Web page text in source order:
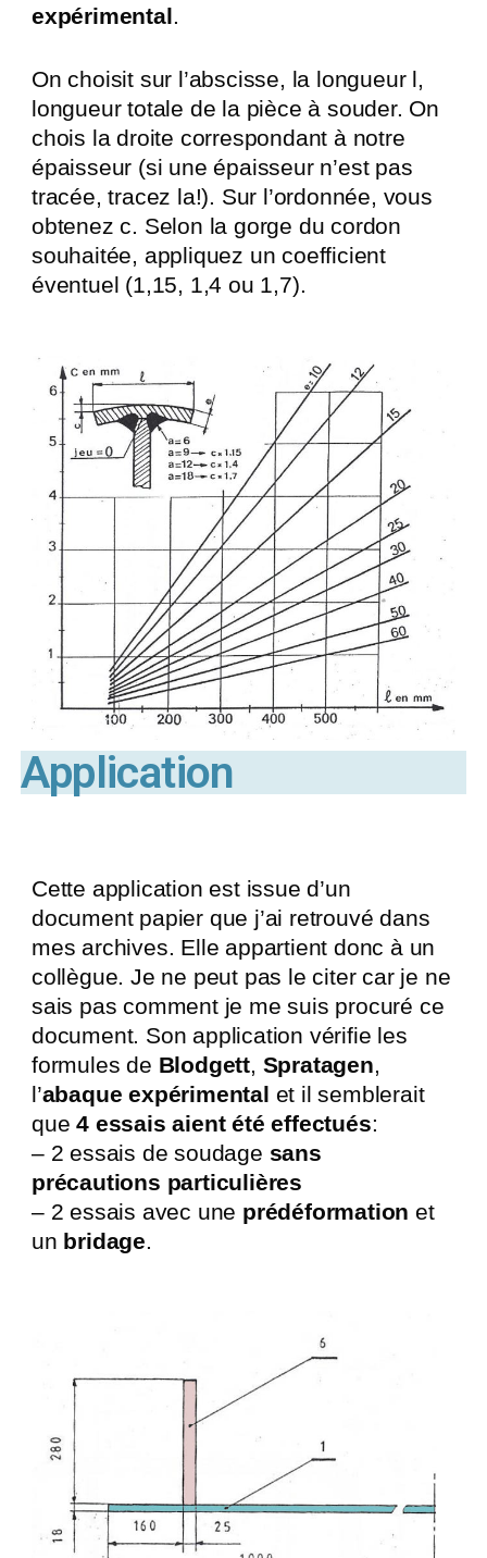
expérimental.
On choisit sur l’abscisse, la longueur l,
longueur totale de la pièce à souder. On
chois la droite correspondant à notre
épaisseur (si une épaisseur n’est pas
tracée, tracez la!). Sur l’ordonnée, vous
obtenez c. Selon la gorge du cordon
souhaitée, appliquez un coefficient
éventuel (1,15, 1,4 ou 1,7).
Application
Cette application est issue d’un
document papier que j’ai retrouvé dans
mes archives. Elle appartient donc à un
collègue. Je ne peut pas le citer car je ne
sais pas comment je me suis procuré ce
document. Son application vérifie les
formules de Blodgett, Spratagen,
l’abaque expérimental et il semblerait
que4 essais aient été effectués:
– 2 essais de soudage sans
précautions particulières
– 2 essais avec une prédéformation et
un bridage.